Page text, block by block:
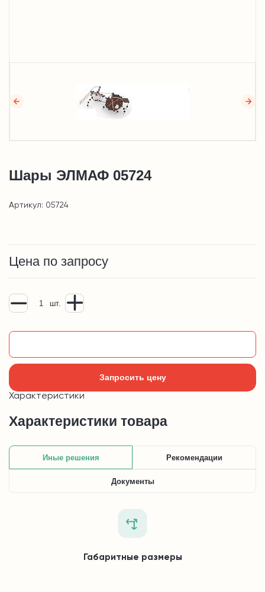
Шары ЭЛМАФ 05724
Артикул: 05724
Цена по запросу
шт.
Запросить цену
Характеристики
Характеристики товара
Иные решения Рекомендации
Документы
Габаритные размеры